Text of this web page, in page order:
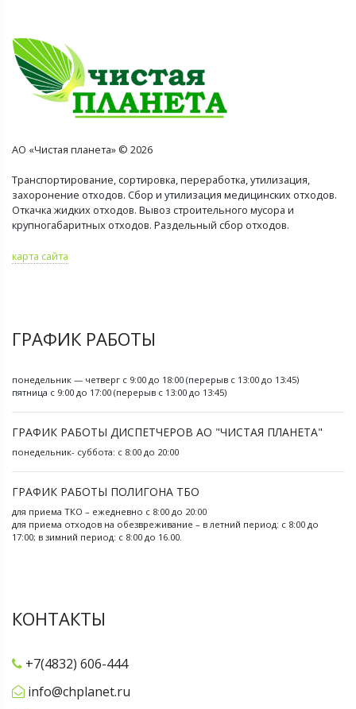
АО «Чистая планета» © 2026
Транспортирование, сортировка, переработка, утилизация,
захоронение отходов. Сбор и утилизация медицинских отходов.
Откачка жидких отходов. Вывоз строительного мусора и
крупногабаритных отходов. Раздельный сбор отходов.
карта сайта
ГРАФИК РАБОТЫ
понедельник — четверг с 9:00 до 18:00 (перерыв с 13:00 до 13:45)
пятница с 9:00 до 17:00 (перерыв с 13:00 до 13:45)
ГРАФИК РАБОТЫ ДИСПЕТЧЕРОВ АО "ЧИСТАЯ ПЛАНЕТА"
понедельник- суббота: с 8:00 до 20:00
ГРАФИК РАБОТЫ ПОЛИГОНА ТБО
для приема ТКО – ежедневно с 8:00 до 20:00
для приема отходов на обезвреживание – в летний период: с 8:00 до
17:00; в зимний период: с 8:00 до 16.00.
КОНТАКТЫ
+7(4832) 606-444
info@chplanet.ru